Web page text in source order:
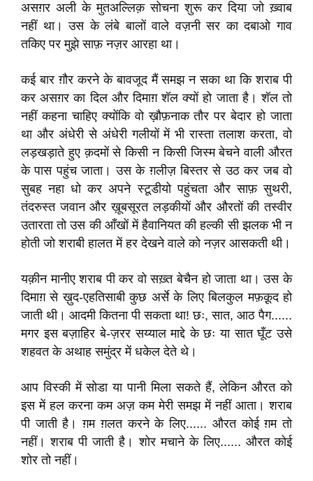
असग़र अली के मुतअल्लिक़ सोचना शुरू कर दिया जो ख़्वाब
नहीं था। उस के लंबे बालों वाले वज़नी सर का दबाओ गाव
तकिए पर मुझे साफ़ नज़र आरहा था।
कई बार ग़ौर करने के बावजूद मैं समझ न सका था कि शराब पी
कर असग़र का दिल और दिमाग़ शॅल क्यों हो जाता है। शॅल तो
नहीं कहना चाहिए क्योंकि वो ख़ौफ़नाक तौर पर बेदार हो जाता
था और अंधेरी से अंधेरी गलीयों में भी रास्ता तलाश करता, वो
लड़खड़ाते हुए क़दमों से किसी न किसी जिस्म बेचने वाली औरत
के पास पहुंच जाता। उस के ग़लीज़ बिस्तर से उठ कर जब वो
सुबह नहा धो कर अपने स्टूडीयो पहुंचता और साफ़ सुथरी,
तंदरुस्त जवान और ख़ूबसूरत लड़कीयों और औरतों की तस्वीर
उतारता तो उस की आँखों में हैवानियत की हल्की सी झलक भी न
होती जो शराबी हालत में हर देखने वाले को नज़र आसकती थी।
यक़ीन मानीए शराब पी कर वो सख़्त बेचैन हो जाता था। उस के
दिमाग़ से ख़ुद-एहतिसाबी कुछ अर्से के लिए बिलकुल मफ़क़ूद हो
जाती थी। आदमी कितना पी सकता था! छः, सात, आठ पैग......
मगर इस बज़ाहिर बे-ज़रर सय्याल माद्दे के छः या सात घूँट उसे
शहवत के अथाह समुंद्र में धकेल देते थे।
आप विस्की में सोडा या पानी मिला सकते हैं, लेकिन औरत को
इस में हल करना कम अज़ कम मेरी समझ में नहीं आता। शराब
पी जाती है। ग़म ग़लत करने के लिए...... औरत कोई ग़म तो
नहीं। शराब पी जाती है। शोर मचाने के लिए...... औरत कोई
शोर तो नहीं।